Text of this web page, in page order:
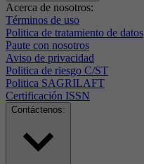
Acerca de nosotros:
Términos de uso
Politica de tratamiento de datos
Paute con nosotros
Aviso de privacidad
Politica de riesgo C/ST
Politica SAGRILAFT
Certificación ISSN
Contáctenos: